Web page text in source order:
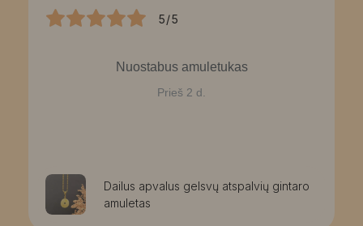
5/5
Nuostabus amuletukas
Prieš 2 d.
Dailus apvalus gelsvų atspalvių gintaro
amuletas